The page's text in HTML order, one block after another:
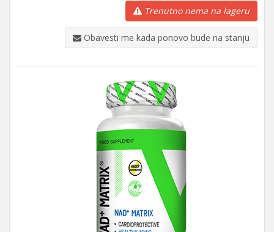
Trenutno nema na lageru
Obavesti me kada ponovo bude na stanju